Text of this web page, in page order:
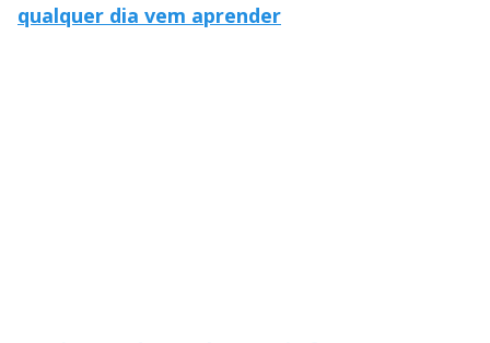
qualquer dia vem aprender